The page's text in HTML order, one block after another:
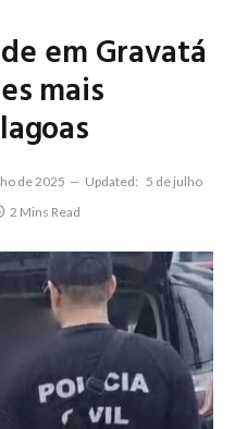
em Gravatá
mais
de 2025 Updated: 5 de julho
2 Mins Read